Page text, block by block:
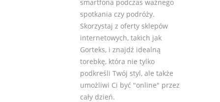
smartfona podczas ważnego
spotkania czy podróży.
Skorzystaj z oferty sklepów
internetowych, takich jak
Gorteks, i znajdź idealną
torebkę, która nie tylko
podkreśli Twój styl, ale także
umożliwi Ci być "online" przez
cały dzień.